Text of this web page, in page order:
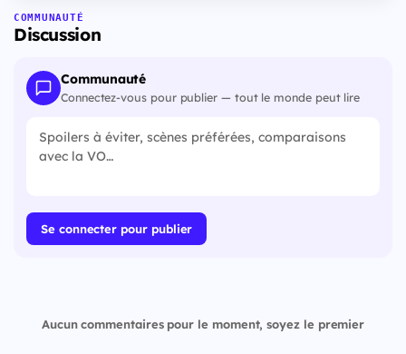
COMMUNAUTÉ
Discussion
Communauté
Connectez-vous pour publier — tout le monde peut lire
Se connecter pour publier
Aucun commentaires pour le moment, soyez le premier